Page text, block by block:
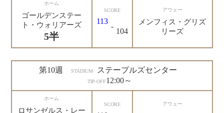
ホーム
ゴールデンステー
ト・ウォリアーズ
5半
SCORE
113
-
104
アウェー
メンフィス・グリズ
リーズ
第10週 STADIUM ステープルズセンター
TIP-OFF12:00～
ホーム
ロサンゼルス・レー
SCORE アウェー